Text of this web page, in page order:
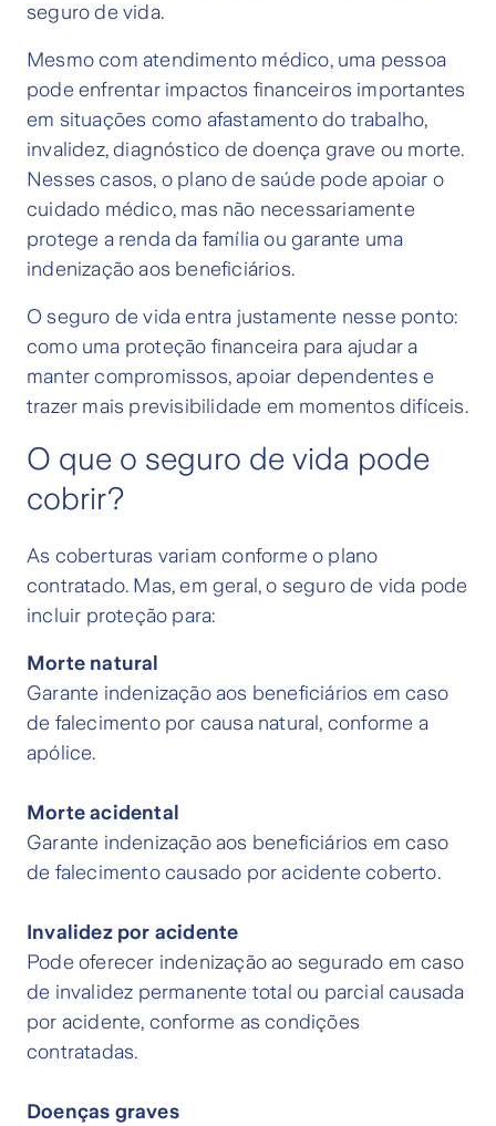
seguro de vida.
Mesmo com atendimento médico, uma pessoa
pode enfrentar impactos financeiros importantes
em situações como afastamento do trabalho,
invalidez, diagnóstico de doença grave ou morte.
Nesses casos, o plano de saúde pode apoiar o
cuidado médico, mas não necessariamente
protege a renda da família ou garante uma
indenização aos beneficiários.
O seguro de vida entra justamente nesse ponto:
como uma proteção financeira para ajudar a
manter compromissos, apoiar dependentes e
trazer mais previsibilidade em momentos difíceis.
O que o seguro de vida pode
cobrir?
As coberturas variam conforme o plano
contratado. Mas, em geral, o seguro de vida pode
incluir proteção para:
Morte natural
Garante indenização aos beneficiários em caso
de falecimento por causa natural, conforme a
apólice.
Morte acidental
Garante indenização aos beneficiários em caso
de falecimento causado por acidente coberto.
Invalidez por acidente
Pode oferecer indenização ao segurado em caso
de invalidez permanente total ou parcial causada
por acidente, conforme as condições
contratadas.
Doenças graves